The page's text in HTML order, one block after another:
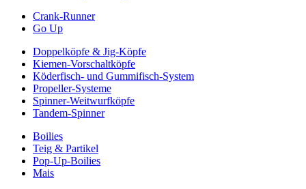
Crank-Runner
Go Up
Doppelköpfe & Jig-Köpfe
Kiemen-Vorschaltköpfe
Köderfisch- und Gummifisch-System
Propeller-Systeme
Spinner-Weitwurfköpfe
Tandem-Spinner
Boilies
Teig & Partikel
Pop-Up-Boilies
Mais